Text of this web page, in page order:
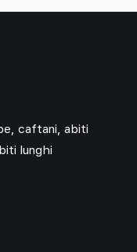
caftani, abiti
lunghi